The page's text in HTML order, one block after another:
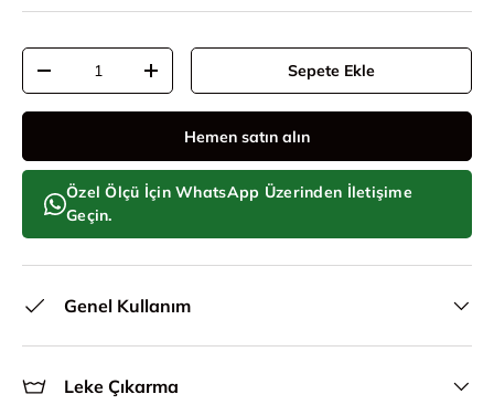
Adet
Adeti azalt
Adeti artır Sepete Ekle
Hemen satın alın
Özel Ölçü İçin WhatsApp Üzerinden İletişime
Geçin.
Genel Kullanım
Leke Çıkarma